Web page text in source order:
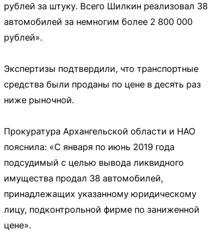
рублей за штуку. Всего Шилкин реализовал 38
автомобилей за немногим более 2 800 000
рублей».
Экспертизы подтвердили, что транспортные
средства были проданы по цене в десять раз
ниже рыночной.
Прокуратура Архангельской области и НАО
пояснила: «С января по июнь 2019 года
подсудимый с целью вывода ликвидного
имущества продал 38 автомобилей,
принадлежащих указанному юридическому
лицу, подконтрольной фирме по заниженной
цене».